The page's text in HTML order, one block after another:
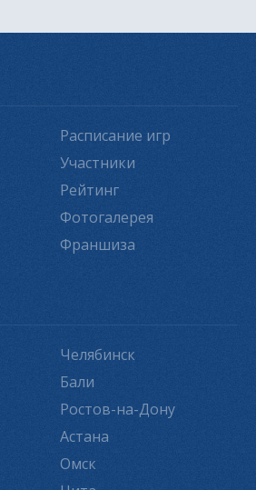
Расписание игр
Участники
Рейтинг
Фотогалерея
Франшиза
Челябинск
Бали
Ростов-на-Дону
Астана
Омск